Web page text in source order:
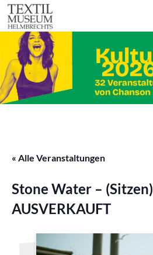
« Alle Veranstaltungen
Stone Water – (Sitzen)
AUSVERKAUFT